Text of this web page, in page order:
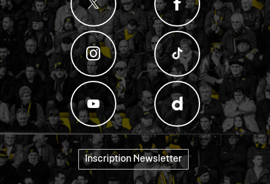
Inscription Newsletter "